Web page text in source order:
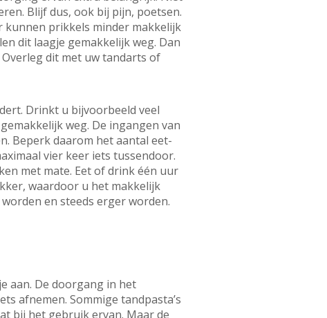
Blijf dus, ook bij pijn, poetsen.
kunnen prikkels minder makkelijk
dit laagje gemakkelijk weg. Dan
dit met uw tandarts of
Drinkt u bijvoorbeeld veel
weg. De ingangen van
Beperk daarom het aantal eet-
vier keer iets tussendoor.
met mate. Eet of drink één uur
waardoor u het makkelijk
en steeds erger worden.
aan. De doorgang in het
afnemen. Sommige tandpasta’s
bij het gebruik ervan. Maar de